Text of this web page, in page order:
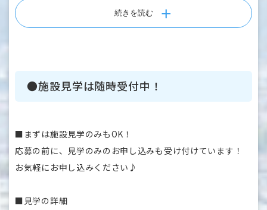
患者さんも職員も共に笑顔でリハビリを頑張る職場です！
・老人保健施設 伊予ヶ丘
・グループホーム 伊予の郷
・いよ福祉用具サービス
続きを読む
●施設見学は随時受付中！
■まずは施設見学のみもOK！
応募の前に、見学のみのお申し込みも受け付けています！
お気軽にお申し込みください♪
■見学の詳細